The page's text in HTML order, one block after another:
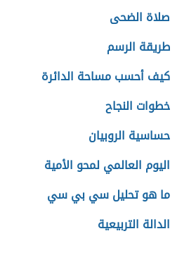
صلاة الضحى
طريقة الرسم
كيف أحسب مساحة الدائرة
خطوات النجاح
حساسية الروبيان
اليوم العالمي لمحو الأمية
ما هو تحليل سي بي سي
الدالة التربيعية